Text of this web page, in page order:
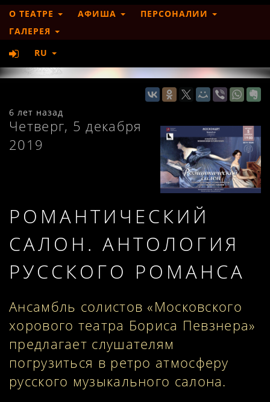
О ТЕАТРЕ АФИША
ПЕРСОНАЛИИ
ГАЛЕРЕЯ
RU
6 лет назад
Четверг, 5 декабря
2019
РОМАНТИЧЕСКИЙ
САЛОН. АНТОЛОГИЯ
РУССКОГО РОМАНСА
Ансамбль солистов «Московского
хорового театра Бориса Певзнера»
предлагает слушателям
погрузиться в ретро атмосферу
русского музыкального салона.